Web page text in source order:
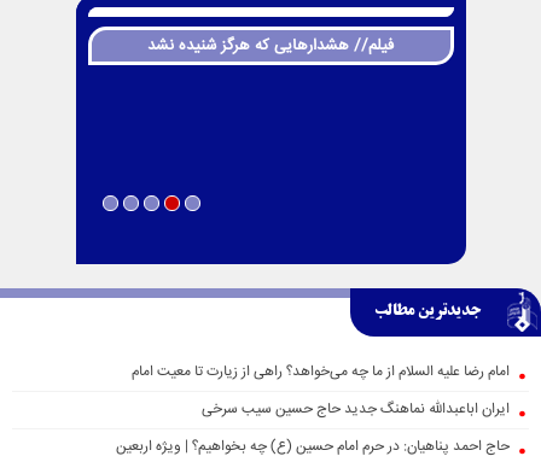
فیلم// هشدارهایی که هرگز شنیده نشد
جدیدترین مطالب
امام رضا علیه السلام از ما چه می‌خواهد؟ راهی از زیارت تا معیت امام
ایران اباعبدالله نماهنگ جدید حاج حسین سیب سرخی
حاج احمد پناهیان: در حرم امام حسین (ع) چه بخواهیم؟ | ویژه اربعین